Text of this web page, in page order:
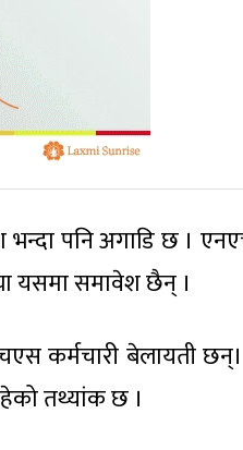
पनि अगाडि छ ।
यसमा समावेश छैन् ।
कर्मचारी बेलायती
तथ्यांक छ ।